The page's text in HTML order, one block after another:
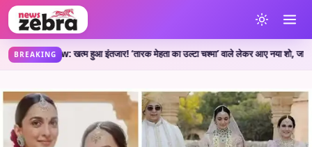
BREAKING
Show: खत्म हुआ इंतजार! ‘तारक मेहता का उल्टा चश्मा’ वाले लेकर आए नया शो, जानें कहां